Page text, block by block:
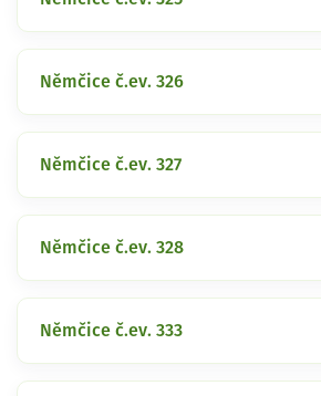
Němčice č.ev. 326
Němčice č.ev. 327
Němčice č.ev. 328
Němčice č.ev. 333